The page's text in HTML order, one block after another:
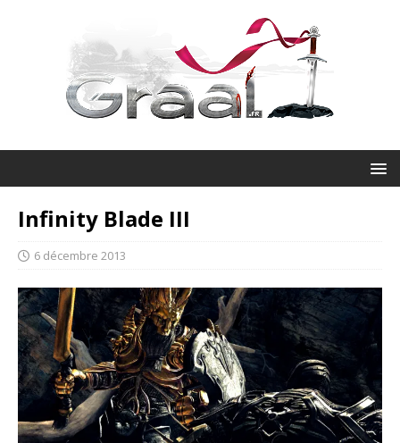
Infinity Blade III
6 décembre 2013